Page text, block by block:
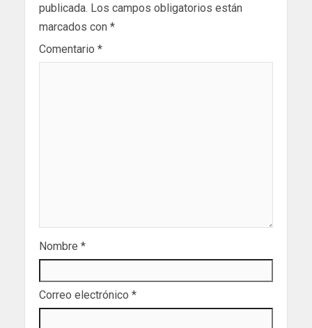
publicada. Los campos obligatorios están
marcados con *
Comentario *
Nombre *
Correo electrónico *